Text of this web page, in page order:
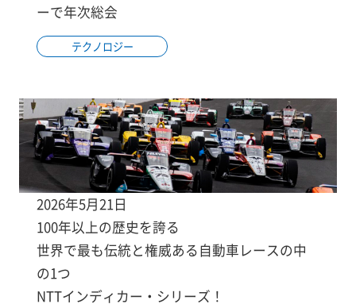
ーで年次総会
テクノロジー
2026年5月21日
100年以上の歴史を誇る
世界で最も伝統と権威ある自動車レースの中
の1つ
NTTインディカー・シリーズ！